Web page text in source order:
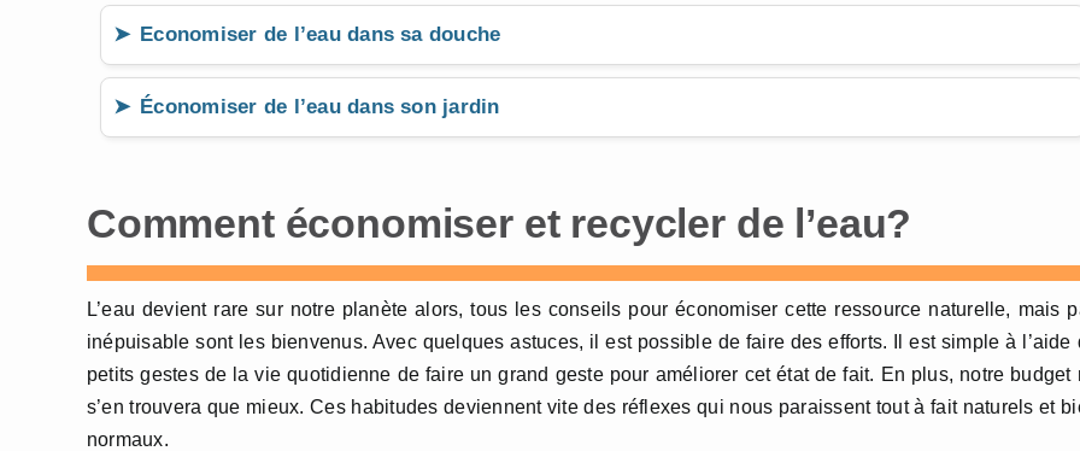
Economiser de l’eau dans sa douche
Économiser de l’eau dans son jardin
Comment économiser et recycler de l’eau?
L’eau devient rare sur notre planète alors, tous les conseils pour économiser cette ressource naturelle, mais
inépuisable sont les bienvenus. Avec quelques astuces, il est possible de faire des efforts. Il est simple à l’aide
petits gestes de la vie quotidienne de faire un grand geste pour améliorer cet état de fait. En plus, notre budget
s’en trouvera que mieux. Ces habitudes deviennent vite des réflexes qui nous paraissent tout à fait naturels et
normaux.